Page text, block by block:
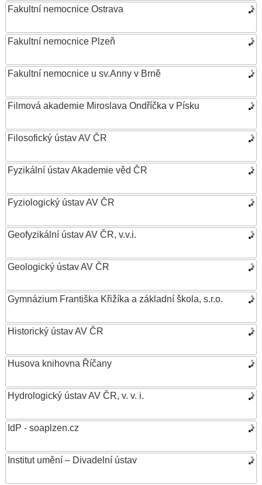
Fakultní nemocnice Ostrava
Fakultní nemocnice Plzeň
Fakultní nemocnice u sv.Anny v Brně
Filmová akademie Miroslava Ondříčka v Písku
Filosofický ústav AV ČR
Fyzikální ústav Akademie věd ČR
Fyziologický ústav AV ČR
Geofyzikální ústav AV ČR, v.v.i.
Geologický ústav AV ČR
Gymnázium Františka Křižíka a základní škola, s.r.o.
Historický ústav AV ČR
Husova knihovna Říčany
Hydrologický ústav AV ČR, v. v. i.
IdP - soaplzen.cz
Institut umění – Divadelní ústav